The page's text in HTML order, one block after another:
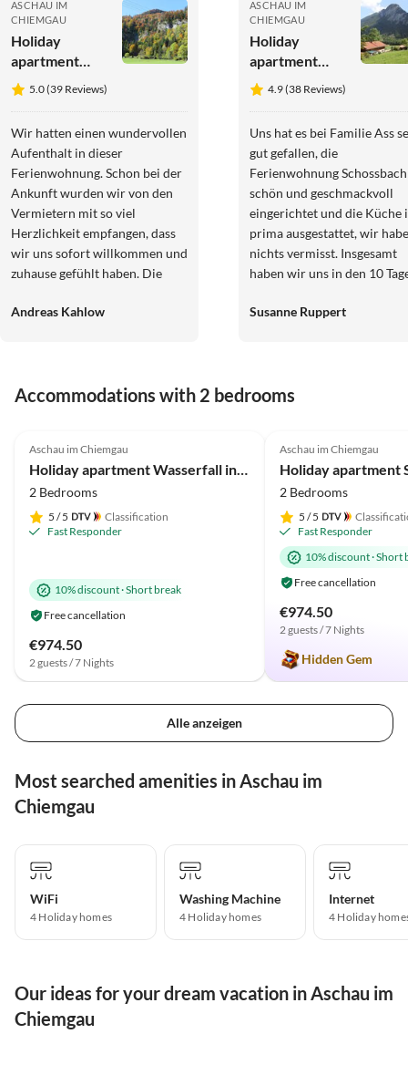
ASCHAU IM
CHIEMGAU
Holiday
apartment
Wasserfall in
the house
5.0 (39 Reviews)
Wir hatten einen wundervollen
Aufenthalt in dieser
Ferienwohnung. Schon bei der
Ankunft wurden wir von den
Vermietern mit so viel
Herzlichkeit empfangen, dass
wir uns sofort willkommen und
zuhause gefühlt haben. Die
sauber und gepflegt, sondern
braucht, ist vorhanden-von der
Aufenthalt besonders
angenehm machen. Wir
können diese Unterkunft
uneingeschränkt
weiterempfehlen und freuen
für alles! Nadine und Andreas
Andreas Kahlow
ASCHAU IM
CHIEMGAU
Holiday
apartment
Schossbach im
Haus
4.9 (38 Reviews)
Uns hat es bei Familie Ass
gut gefallen, die
Ferienwohnung
schön und geschmackvoll
eingerichtet und die Küche
prima ausgestattet, wir
nichts vermisst. Insgesamt
haben wir uns in den 10
bestimmt einmal wieder.
Susanne Ruppert
Accommodations with 2 bedrooms
Mountain Views
Aschau im Chiemgau
2 Bedrooms
5 / 5
Classification
Fast Responder
10% discount·Short break
Free cancellation
€974.50
2 guests / 7 Nights
2025 Award
Aschau im Chiemgau
2 Bedrooms
5 / 5
Fast Responder
10% discount·Short
Free cancellation
€974.50
2 guests / 7 Nights
Hidden Gem
Alle anzeigen
Most searched amenities in Aschau im
Chiemgau
WiFi
4 Holiday homes
Washing Machine
4 Holiday homes
Internet
4 Holiday
Our ideas for your dream vacation in Aschau im
Chiemgau